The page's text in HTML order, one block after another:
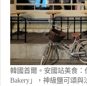
韓國首爾。安國站美食
Bakery」，神級鹽可頌與